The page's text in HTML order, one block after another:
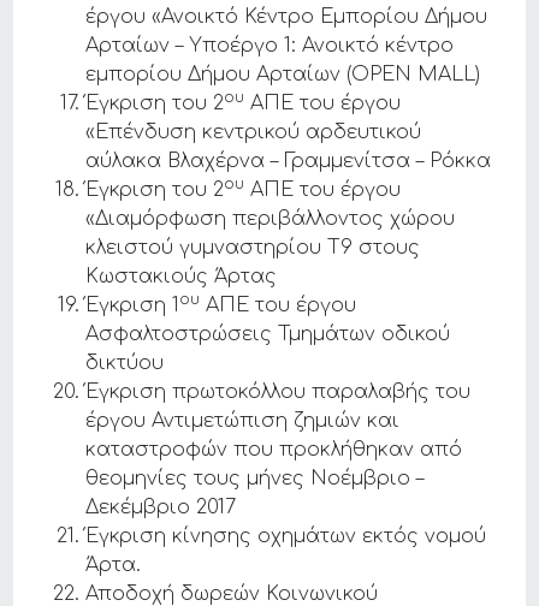
έργου «Ανοικτό Κέντρο Εμπορίου Δήμου
Αρταίων – Υποέργο 1: Ανοικτό κέντρο
εμπορίου Δήμου Αρταίων (OPEN MALL)
Έγκριση του 2ου ΑΠΕ του έργου
«Επένδυση κεντρικού αρδευτικού
αύλακα Βλαχέρνα – Γραμμενίτσα – Ρόκκα
Έγκριση του 2ου ΑΠΕ του έργου
«Διαμόρφωση περιβάλλοντος χώρου
κλειστού γυμναστηρίου Τ9 στους
Κωστακιούς Άρτας
Έγκριση 1 ου ΑΠΕ του έργου
Ασφαλτοστρώσεις Τμημάτων οδικού
δικτύου
Έγκριση πρωτοκόλλου παραλαβής του
έργου Αντιμετώπιση ζημιών και
καταστροφών που προκλήθηκαν από
θεομηνίες τους μήνες Νοέμβριο –
Δεκέμβριο 2017
Έγκριση κίνησης οχημάτων εκτός νομού
Άρτα.
Αποδοχή δωρεών Κοινωνικού